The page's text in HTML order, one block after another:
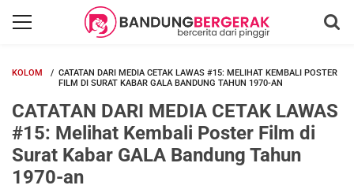
KOLOM
CATATAN DARI MEDIA CETAK LAWAS #15: MELIHAT KEMBALI POSTER
FILM DI SURAT KABAR GALA BANDUNG TAHUN 1970-AN
CATATAN DARI MEDIA CETAK LAWAS
#15: Melihat Kembali Poster Film di
Surat Kabar GALA Bandung Tahun
1970-an